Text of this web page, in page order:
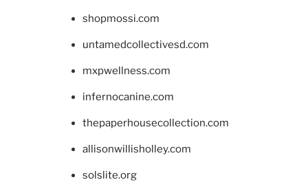
shopmossi.com
untamedcollectivesd.com
mxpwellness.com
infernocanine.com
thepaperhousecollection.com
allisonwillisholley.com
solslite.org